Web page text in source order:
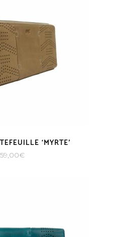
‘MYRTE’
59,00€